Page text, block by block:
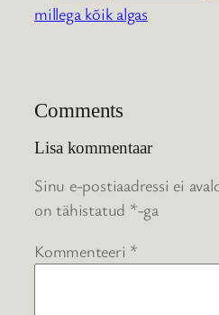
millega kõik algas
Comments
Lisa kommentaar
Sinu e-postiaadressi ei
on tähistatud *-ga
Kommenteeri *